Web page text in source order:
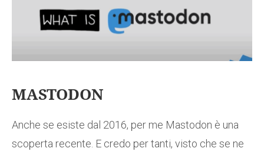
MASTODON
Anche se esiste dal 2016, per me Mastodon è una
scoperta recente. E credo per tanti, visto che se ne